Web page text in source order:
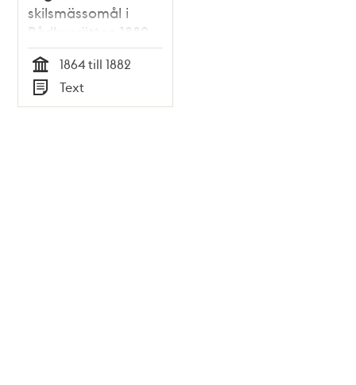
skilsmässomål i
Rådhusrätten 1882
Tid
1864 till 1882
Typ
Text